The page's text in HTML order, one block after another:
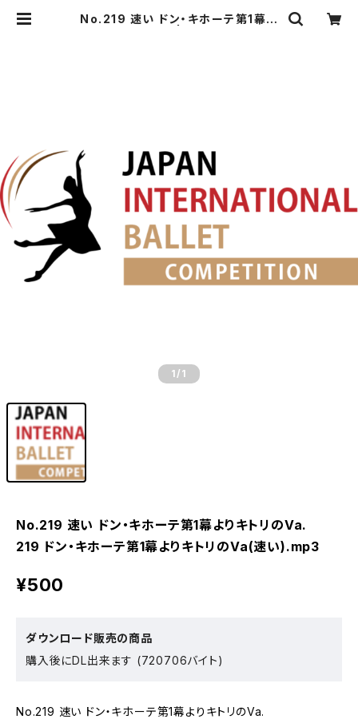
No.219 速い ドン・キホーテ第1幕よ
1 /1
No.219 速い ドン・キホーテ第1幕よりキトリのVa.
219 ドン・キホーテ第1幕よりキトリのVa(速い).mp3
¥500
ダウンロード販売の商品
購入後にDL出来ます (720706バイト)
No.219 速い ドン・キホーテ第1幕よりキトリのVa.